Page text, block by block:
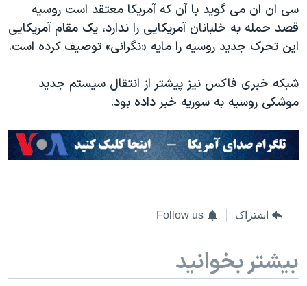
همایش محافظه‌کاران آمریکا «سی‌پک»
صفحه‌های ویژه
سی ان ان می گوید با آن که آمریکا معتقد است روسیه
قصد حمله به خلبانان آمریکایی را ندارد، یک مقام آمریکایی
این تحرک جدید روسیه را مایه «نگرانی» توصیف کرده است.
شبکه خبری فاکس نیز پیشتر از انتقال سیستم جدید
موشکی روسیه به سوریه خبر داده بود.
اشتراک Follow us
بیشتر بخوانید